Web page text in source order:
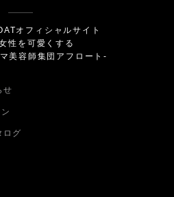
オフィシャルサイト
性を可愛くする
美容師集団アフロート-
せ
ログ